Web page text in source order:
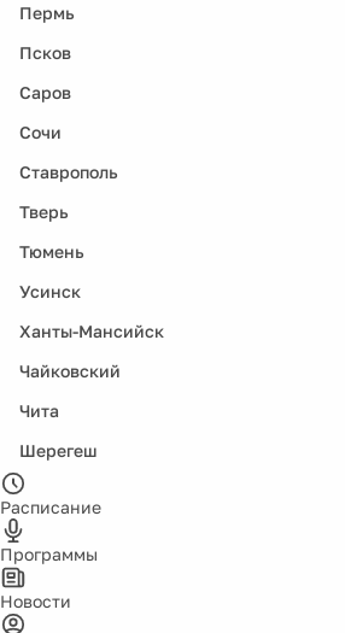
Пермь
Псков
Саров
Сочи
Ставрополь
Тверь
Тюмень
Усинск
Ханты-Мансийск
Чайковский
Чита
Шерегеш
Расписание
Программы
Новости